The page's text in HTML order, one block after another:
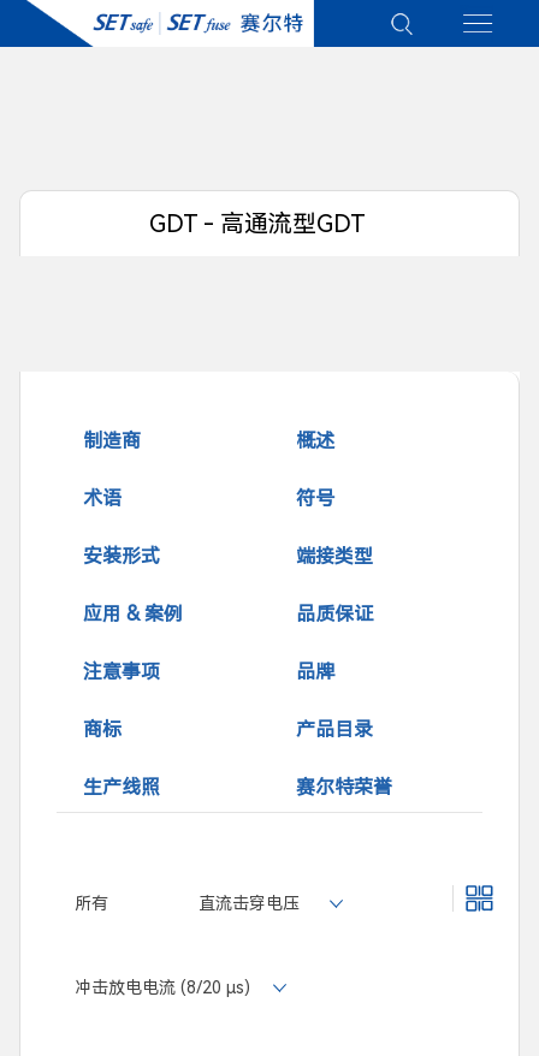
GDT - 高通流型GDT
制造商 概述
术语 符号
安装形式 端接类型
应用 & 案例 品质保证
注意事项 品牌
商标 产品目录
生产线照 赛尔特荣誉
所有 直流击穿电压
冲击放电电流 (8/20 μs)